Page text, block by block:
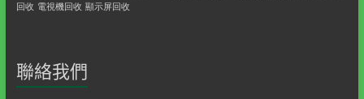
回收 電視機回收 顯示屏回收
聯絡我們